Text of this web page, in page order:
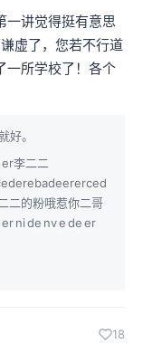
一讲觉得挺有意思
虚了，您若不行道
一所学校了！各个
好。
李二二
二的粉哦惹你二哥
ni de nv e de er
18